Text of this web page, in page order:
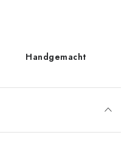
Handgemacht